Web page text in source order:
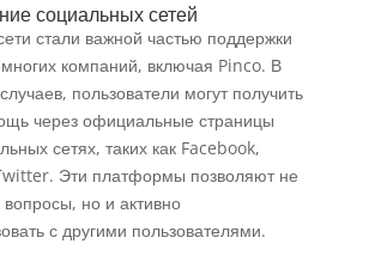
социальных сетей
стали важной частью поддержки
компаний, включая Pinco. В
пользователи могут получить
через официальные страницы
сетях, таких как Facebook,
Эти платформы позволяют не
вопросы, но и активно
с другими пользователями.